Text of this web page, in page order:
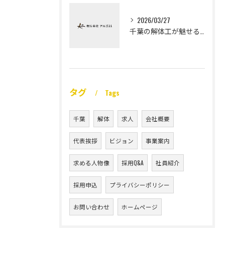
2026/03/27
タグ Tags
千葉 解体 求人 会社概要
代表挨拶 ビジョン 事業案内
求める人物像 採用Q&A 社員紹介
採用申込 プライバシーポリシー
お問い合わせ ホームページ